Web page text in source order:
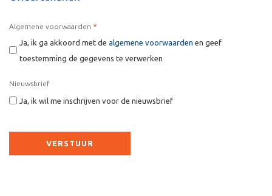
Algemene voorwaarden *
Ja, ik ga akkoord met de algemene voorwaarden en geef
toestemming de gegevens te verwerken
Nieuwsbrief
Ja, ik wil me inschrijven voor de nieuwsbrief